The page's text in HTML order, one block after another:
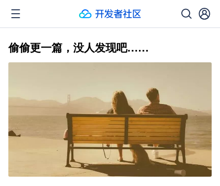
偷偷更一篇，没人发现吧……